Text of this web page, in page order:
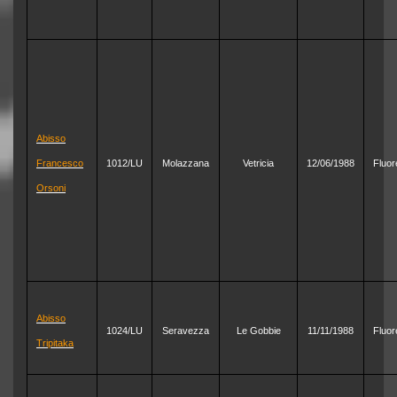
Abisso
Francesco
Orsoni
1012/LU Molazzana Vetricia 12/06/1988
Abisso
Tripitaka
1024/LU Seravezza Le Gobbie 11/11/1988